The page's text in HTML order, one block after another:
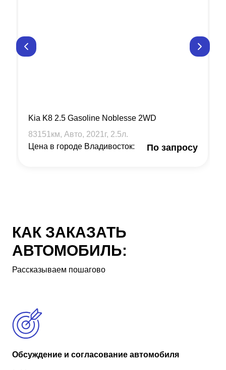
Kia K8 2.5 Gasoline Noblesse 2WD
83151 км, Авто, 2021 г, 2.5л.
Цена в городе Владивосток:
По запросу
КАК ЗАКАЗАТЬ
АВТОМОБИЛЬ:
Рассказываем пошагово
Обсуждение и согласование автомобиля